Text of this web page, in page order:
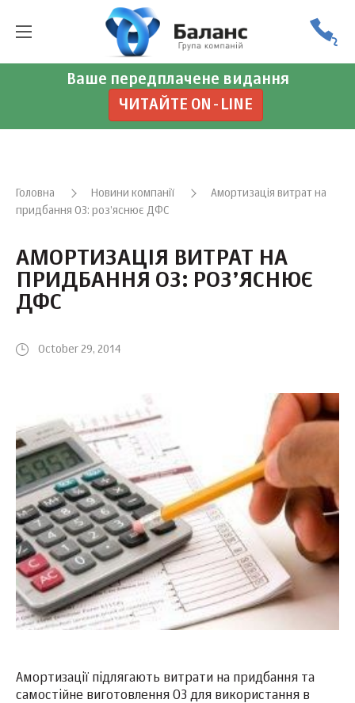
Ваше передплачене видання
ЧИТАЙТЕ ON-LINE
Головна Новини компанії
Амортизація витрат на
придбання ОЗ: роз’яснює ДФС
АМОРТИЗАЦІЯ ВИТРАТ НА
ПРИДБАННЯ ОЗ: РОЗ’ЯСНЮЄ
ДФС
October 29, 2014
Амортизації підлягають витрати на придбання та
самостійне виготовлення ОЗ для використання в